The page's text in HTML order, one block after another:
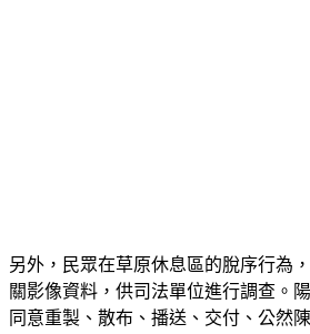
另外，民眾在草原休息區的脫序行為
關影像資料，供司法單位進行調查。
同意重製、散布、播送、交付、公然